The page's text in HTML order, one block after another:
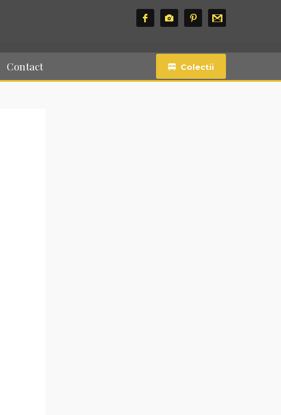
Contact Colectii